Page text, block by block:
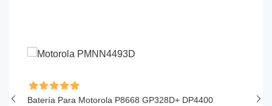
Batería Para Motorola P8668 GP328D+ DP4400